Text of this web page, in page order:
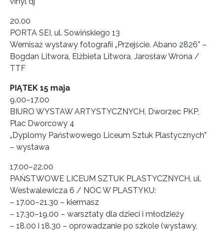
20.00
PORTA SEI, ul. Sowińskiego 13
Wernisaż wystawy fotografii „Przejście. Abano 2826” –
Bogdan Litwora, Elżbieta Litwora, Jarosław Wrona /
TTF
PIĄTEK 15 maja
9.00–17.00
BIURO WYSTAW ARTYSTYCZNYCH, Dworzec PKP,
Plac Dworcowy 4
„Dyplomy Państwowego Liceum Sztuk Plastycznych”
– wystawa
17.00–22.00
PAŃSTWOWE LICEUM SZTUK PLASTYCZNYCH, ul.
Westwalewicza 6 / NOC W PLASTYKU:
– 17.00–21.30 – kiermasz
– 17.30–19.00 – warsztaty dla dzieci i młodzieży
– 18.00 i 18.30 – oprowadzanie po szkole (wystawy,